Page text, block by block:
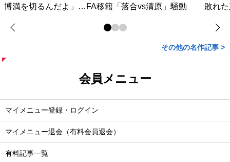
博満を切るんだよ」…FA移籍「落合vs清原」騒動
敗れ
その他の名作記事 >
会員メニュー
マイメニュー登録・ログイン
マイメニュー退会（有料会員退会）
有料記事一覧